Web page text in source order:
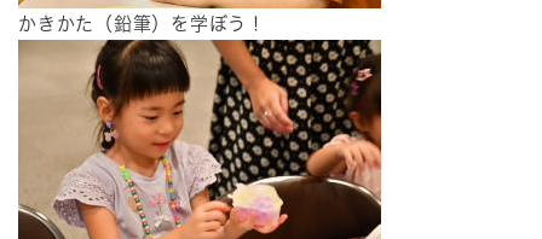
かきかた（鉛筆）を学ぼう！